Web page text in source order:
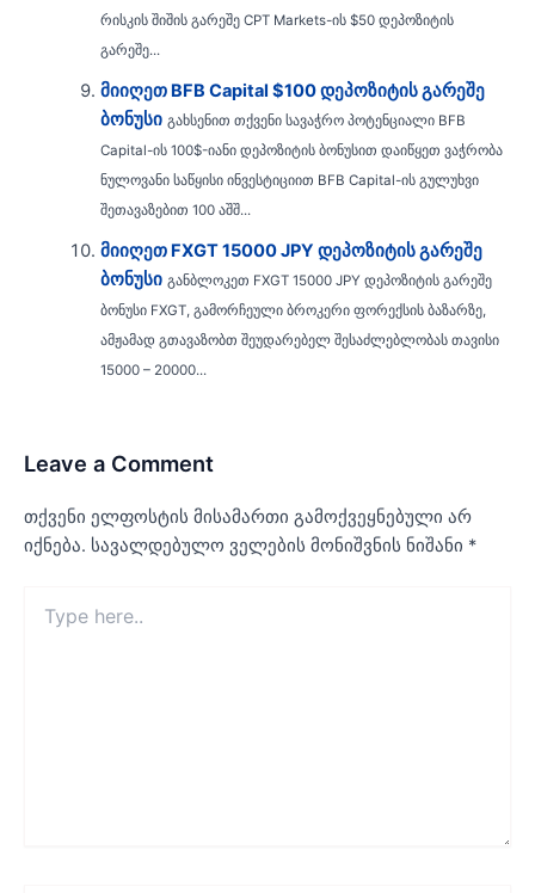
რისკის შიშის გარეშე CPT Markets-ის $50 დეპოზიტის
გარეშე...
მიიღეთ BFB Capital $100 დეპოზიტის გარეშე
ბონუსი გახსენით თქვენი სავაჭრო პოტენციალი BFB
Capital-ის 100$-იანი დეპოზიტის ბონუსით დაიწყეთ ვაჭრობა
ნულოვანი საწყისი ინვესტიციით BFB Capital-ის გულუხვი
შეთავაზებით 100 აშშ...
მიიღეთ FXGT 15000 JPY დეპოზიტის გარეშე
ბონუსი განბლოკეთ FXGT 15000 JPY დეპოზიტის გარეშე
ბონუსი FXGT, გამორჩეული ბროკერი ფორექსის ბაზარზე,
ამჟამად გთავაზობთ შეუდარებელ შესაძლებლობას თავისი
15000 – 20000...
Leave a Comment
თქვენი ელფოსტის მისამართი გამოქვეყნებული არ
იქნება. სავალდებულო ველების მონიშვნის ნიშანი *
here..